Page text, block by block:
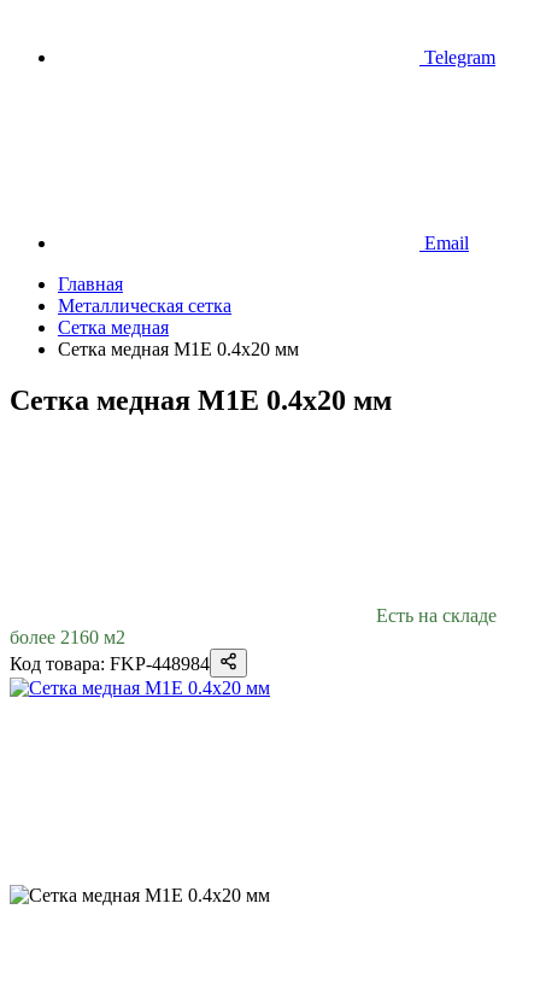
Telegram
Email
Главная
Металлическая сетка
Сетка медная
Сетка медная М1Е 0.4х20 мм
Сетка медная М1Е 0.4х20 мм
Есть на складе
более 2160 м2
Код товара: FKP-448984